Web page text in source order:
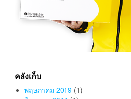
คลังเก็บ
พฤษภาคม 2019 (1)